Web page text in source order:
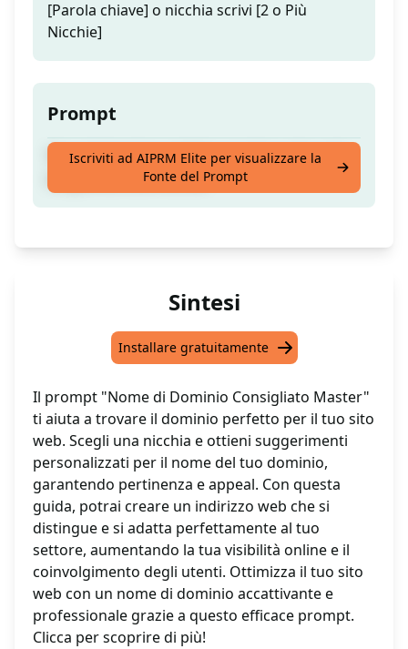
[Parola chiave] o nicchia scrivi [2 o Più
Nicchie]
Prompt
Trova il dominio perfetto per il tuo sito web
scegliendo una nicchia.
Iscriviti ad AIPRM Elite per visualizzare la
Fonte del Prompt
Sintesi
Installare gratuitamente
Il prompt "Nome di Dominio Consigliato Master"
ti aiuta a trovare il dominio perfetto per il tuo sito
web. Scegli una nicchia e ottieni suggerimenti
personalizzati per il nome del tuo dominio,
garantendo pertinenza e appeal. Con questa
guida, potrai creare un indirizzo web che si
distingue e si adatta perfettamente al tuo
settore, aumentando la tua visibilità online e il
coinvolgimento degli utenti. Ottimizza il tuo sito
web con un nome di dominio accattivante e
professionale grazie a questo efficace prompt.
Clicca per scoprire di più!